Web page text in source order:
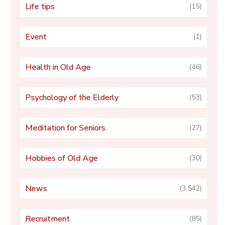
Life tips (15)
Event (1)
Health in Old Age (46)
Psychology of the Elderly (53)
Meditation for Seniors (27)
Hobbies of Old Age (30)
News (3,542)
Recruitment (85)